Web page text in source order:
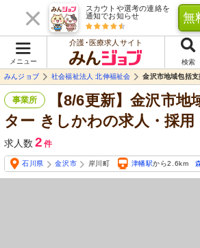
スカウトや選考の連絡を
通知でお知らせ
無
メニュー
介護･医療求人サイト
検索
みんジョブ
社会福祉法人 北伸福祉会 金沢市地域包括
事業所
【8/6更新】金沢市
ター きしかわの求人・採用
求人数 2 件
石川県 金沢市 岸川町 津幡駅から2.6km